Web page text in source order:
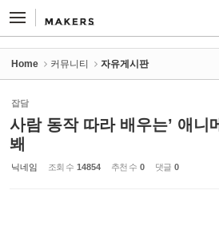
Home 커뮤니티 자유게시판
잡담
사람 동작 따라 배우는’ 애니
봬
닉네임 조회 수 14854 추천 수 0 댓글 0